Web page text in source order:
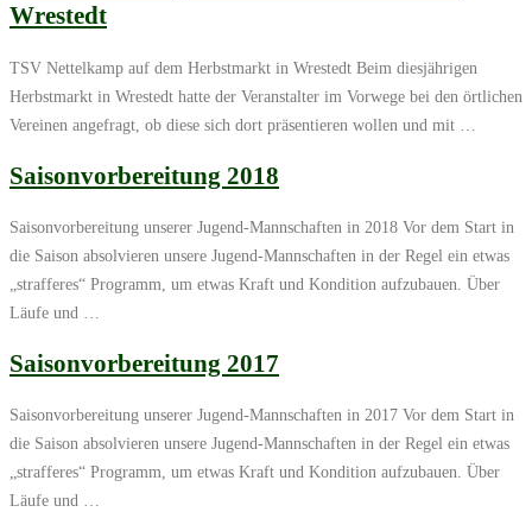
Wrestedt
TSV Nettelkamp auf dem Herbstmarkt in Wrestedt Beim diesjährigen
Herbstmarkt in Wrestedt hatte der Veranstalter im Vorwege bei den örtlichen
Vereinen angefragt, ob diese sich dort präsentieren wollen und mit …
Saisonvorbereitung 2018
Saisonvorbereitung unserer Jugend-Mannschaften in 2018 Vor dem Start in
die Saison absolvieren unsere Jugend-Mannschaften in der Regel ein etwas
„strafferes“ Programm, um etwas Kraft und Kondition aufzubauen. Über
Läufe und …
Saisonvorbereitung 2017
Saisonvorbereitung unserer Jugend-Mannschaften in 2017 Vor dem Start in
die Saison absolvieren unsere Jugend-Mannschaften in der Regel ein etwas
„strafferes“ Programm, um etwas Kraft und Kondition aufzubauen. Über
Läufe und …